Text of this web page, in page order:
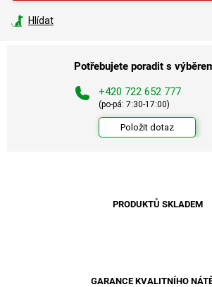
Hlídat
Potřebujete poradit s
+420 722 652 777
(po-pá: 7:30-17:00)
Položit dotaz
PRODUKTŮ SKLADEM
GARANCE KVALITNÍHO